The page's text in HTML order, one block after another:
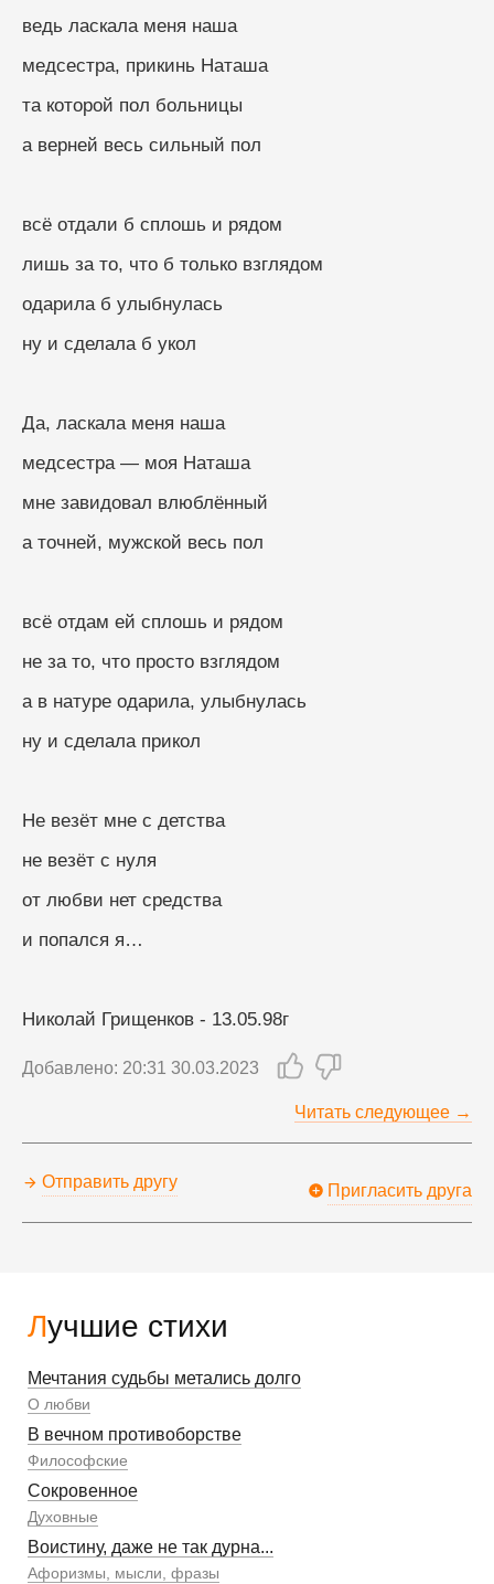
Лучшие стихи
Мечтания судьбы метались долго
О любви
В вечном противоборстве
Философские
Сокровенное
Духовные
Воистину, даже не так дурна...
Афоризмы, мысли, фразы
ведь ласкала меня наша
медсестра, прикинь Наташа
та которой пол больницы
а верней весь сильный пол
всё отдали б сплошь и рядом
лишь за то, что б только взглядом
одарила б улыбнулась
ну и сделала б укол
Да, ласкала меня наша
медсестра — моя Наташа
мне завидовал влюблённый
а точней, мужской весь пол
всё отдам ей сплошь и рядом
не за то, что просто взглядом
а в натуре одарила, улыбнулась
ну и сделала прикол
Не везёт мне с детства
не везёт с нуля
от любви нет средства
и попался я…
Николай Грищенков - 13.05.98г
Добавлено: 20:31 30.03.2023
Читать следующее →
Отправить другу Пригласить друга